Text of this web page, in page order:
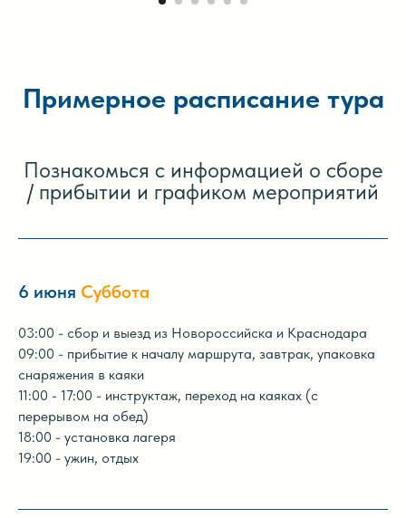
Примерное расписание тура
Познакомься с информацией о сборе
/ прибытии и графиком мероприятий
6 июня Суббота
03:00 - сбор и выезд из Новороссийска и Краснодара
09:00 - прибытие к началу маршрута, завтрак, упаковка
снаряжения в каяки
11:00 - 17:00 - инструктаж, переход на каяках (с
перерывом на обед)
18:00 - установка лагеря
19:00 - ужин, отдых